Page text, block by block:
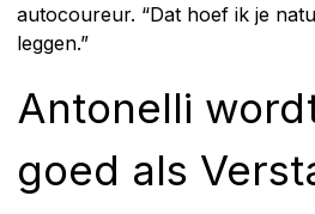
autocoureur. “Dat hoef ik je
leggen.”
Antonelli
goed als